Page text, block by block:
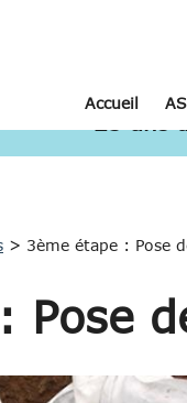
Accueil
25 ans
> 3ème étape : Pose
Pose